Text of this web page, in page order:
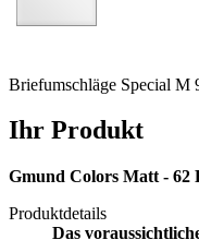
Briefumschläge Special M
Ihr Produkt
Gmund Colors Matt - 62
Produktdetails
Das